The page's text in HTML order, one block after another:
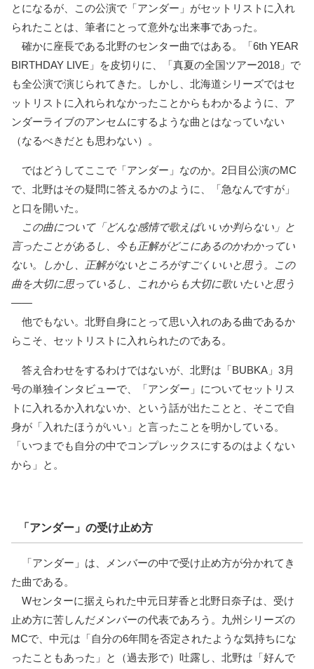
とになるが、この公演で「アンダー」がセットリストに入れ
られたことは、筆者にとって意外な出来事であった。
確かに座長である北野のセンター曲ではある。「6th YEAR
BIRTHDAY LIVE」を皮切りに、「真夏の全国ツアー2018」で
も全公演で演じられてきた。しかし、北海道シリーズではセ
ットリストに入れられなかったことからもわかるように、ア
ンダーライブのアンセムにするような曲とはなっていない
（なるべきだとも思わない）。
ではどうしてここで「アンダー」なのか。2日目公演のMC
で、北野はその疑問に答えるかのように、「急なんですが」
と口を開いた。
この曲について「どんな感情で歌えばいいか判らない」と
言ったことがあるし、今も正解がどこにあるのかわかってい
ない。しかし、正解がないところがすごくいいと思う。この
曲を大切に思っているし、これからも大切に歌いたいと思う
――
他でもない。北野自身にとって思い入れのある曲であるか
らこそ、セットリストに入れられたのである。
答え合わせをするわけではないが、北野は「BUBKA」3月
号の単独インタビューで、「アンダー」についてセットリス
トに入れるか入れないか、という話が出たことと、そこで自
身が「入れたほうがいい」と言ったことを明かしている。
「いつまでも自分の中でコンプレックスにするのはよくない
から」と。
「アンダー」の受け止め方
「アンダー」は、メンバーの中で受け止め方が分かれてき
た曲である。
Wセンターに据えられた中元日芽香と北野日奈子は、受け
止め方に苦しんだメンバーの代表であろう。九州シリーズの
MCで、中元は「自分の6年間を否定されたような気持ちにな
ったこともあった」と（過去形で）吐露し、北野は「好んで